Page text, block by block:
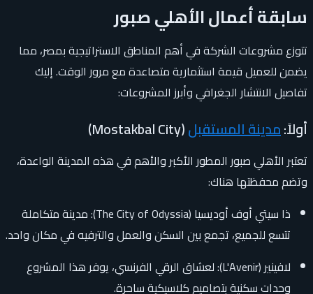
سابقة أعمال الأهلي صبور
تتوزع مشروعات الشركة في أهم المناطق الاستراتيجية بمصر، مما
يضمن للعميل قيمة استثمارية متصاعدة مع مرور الوقت. إليك
تفاصيل الانتشار الجغرافي وأبرز المشروعات:
أولاً:مدينة المستقبل(Mostakbal City)
تعتبر الأهلي صبور المطور الأكبر والأهم في هذه المدينة الواعدة،
وتضم محفظتها هناك:
ذا سيتي أوف أوديسيا (The City of Odyssia): مدينة متكاملة
تتسع للجميع، تجمع بين السكن والعمل والترفيه في مكان واحد.
لافينير (L'Avenir): لعشاق الرقي الفرنسي، يوفر هذا المشروع
وحدات سكنية بتصاميم كلاسيكية ساحرة.